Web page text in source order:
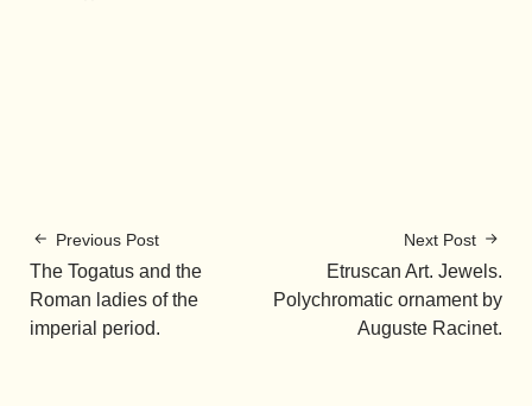
Previous Post
The Togatus and the
Roman ladies of the
imperial period.
Next Post
Etruscan Art. Jewels.
Polychromatic ornament by
Auguste Racinet.